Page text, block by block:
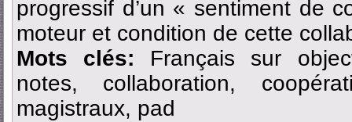
progressif d’un « sentiment de
moteur et condition de cette
Mots clés: Français sur
notes, collaboration,
magistraux, pad